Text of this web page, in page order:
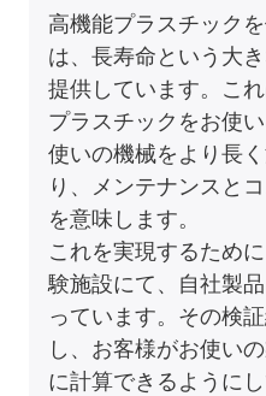
高機能プラスチック
は、長寿命という大
提供しています。こ
プラスチックをお使
使いの機械をより長
り、メンテナンスと
を意味します。
これを実現するため
験施設にて、自社製
っています。その検
し、お客様がお使い
に計算できるように